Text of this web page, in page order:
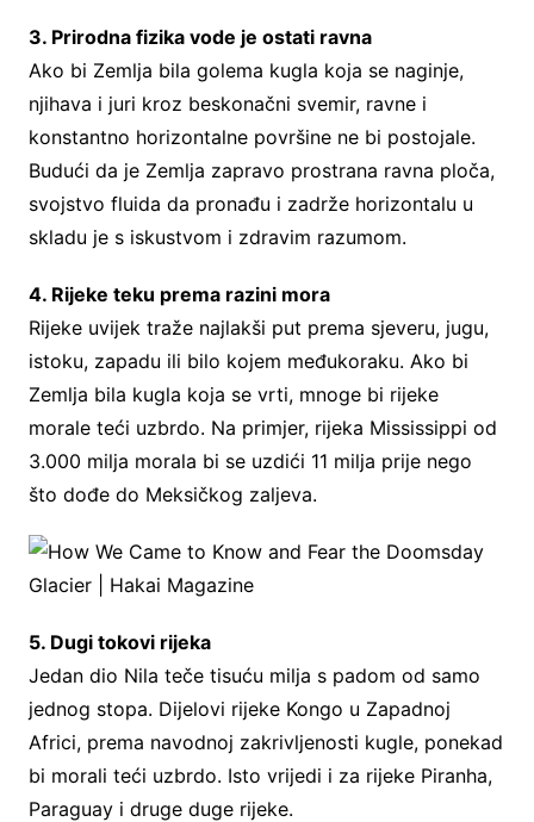
3. Prirodna fizika vode je ostati ravna
Ako bi Zemlja bila golema kugla koja se naginje,
njihava i juri kroz beskonačni svemir, ravne i
konstantno horizontalne površine ne bi postojale.
Budući da je Zemlja zapravo prostrana ravna ploča,
svojstvo fluida da pronađu i zadrže horizontalu u
skladu je s iskustvom i zdravim razumom.
4. Rijeke teku prema razini mora
Rijeke uvijek traže najlakši put prema sjeveru, jugu,
istoku, zapadu ili bilo kojem međukoraku. Ako bi
Zemlja bila kugla koja se vrti, mnoge bi rijeke
morale teći uzbrdo. Na primjer, rijeka Mississippi od
3.000 milja morala bi se uzdići 11 milja prije nego
što dođe do Meksičkog zaljeva.
5. Dugi tokovi rijeka
Jedan dio Nila teče tisuću milja s padom od samo
jednog stopa. Dijelovi rijeke Kongo u Zapadnoj
Africi, prema navodnoj zakrivljenosti kugle, ponekad
bi morali teći uzbrdo. Isto vrijedi i za rijeke Piranha,
Paraguay i druge duge rijeke.